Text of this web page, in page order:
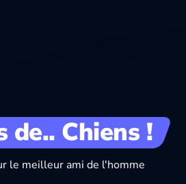
de.. Chiens !
le meilleur ami de l'homme